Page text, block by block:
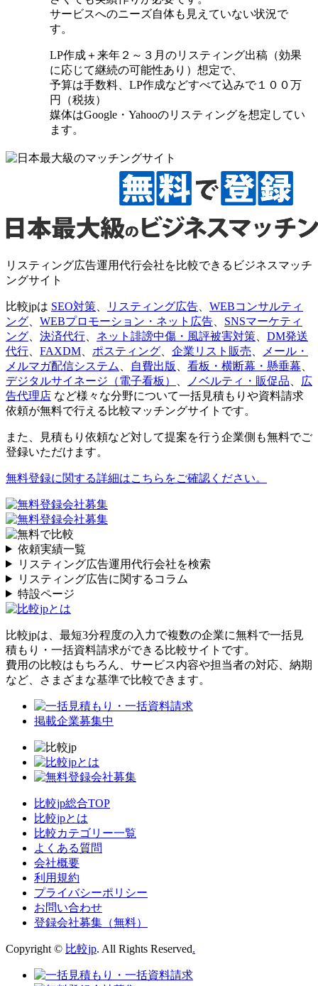
サービスへのニーズ自体も見えていない状況で
す。
LP作成＋来年２～３月のリスティング出稿（効果
に応じて継続の可能性あり）想定で、
予算は手数料、LP作成などすべて込みで１００万
円（税抜）
媒体はGoogle・Yahooのリスティングを想定してい
ます。
リスティング広告運用代行会社を比較できるビジネスマッチ
ングサイト
比較jpは SEO対策 リスティング広告
WEBコンサルティ
ング
WEBプロモーション・ネット広告
SNSマーケティ
ング
決済代行 ネット誹謗中傷・風評被害対策
DM発送
代行
FAXDM ポスティング 企業リスト販売
メール・
メルマガ配信システム
自費出版 看板・横断幕・懸垂幕
デジタルサイネージ（電子看板）
ノベルティ・販促品
広
告代理店 など様々な分野について一括見積もりや資料請求
依頼が無料で行える比較マッチングサイトです。
また、見積もり依頼など対して提案を行う企業側も無料でご
登録いただけます。
無料登録に関する詳細はこちらをご確認ください。
依頼実績一覧
リスティング広告運用代行会社を検索
リスティング広告に関するコラム
特設ページ
比較jpは、 最短3分程度の入力で複数の企業に無料で一括見
積もり・一括資料請求ができる比較サイトです。
費用の比較はもちろん、サービス内容や担当者の対応、納期
など、さまざまな基準で比較できます。
掲載企業募集中
比較jp総合TOP
比較jpとは
比較カテゴリー一覧
よくある質問
会社概要
利用規約
プライバシーポリシー
お問い合わせ
登録会社募集（無料）
Copyright © 比較jp. All Rights Reserved.